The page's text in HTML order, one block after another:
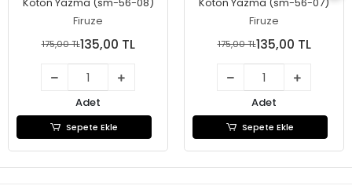
Koton Yazma (sm-56-08)
Firuze
175,00 TL135,00 TL
Adet
Sepete Ekle
Koton Yazma (sm-56-07)
Firuze
175,00 TL135,00 TL
Adet
Sepete Ekle